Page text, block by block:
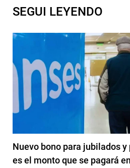
SEGUI LEYENDO
Nuevo bono para jubilados
es el monto que se pagará